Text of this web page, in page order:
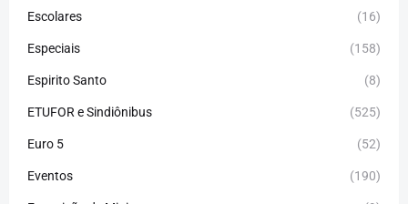
Escolares (16)
Especiais (158)
Espirito Santo (8)
ETUFOR e Sindiônibus (525)
Euro 5 (52)
Eventos (190)